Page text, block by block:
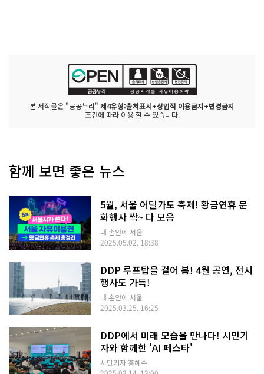
본 저작물은 "공공누리" 제4유형:출처표시+상업적 이용금지+변경금지
조건에 따라 이용 할 수 있습니다.
함께 보면 좋은 뉴스
5월, 서울 어딜가도 축제! 황금연휴 문
화행사 싹~ 다 모음
내 손안에 서울
2025.05.02. 18:38
DDP 루프탑을 걸어 봄! 4월 공연, 전시
행사도 가득!
내 손안에 서울
2025.03.25. 16:25
DDP에서 미래 모습을 만나다! 시민기
자와 함께한 'AI 페스타'
시민기자 홍혜수